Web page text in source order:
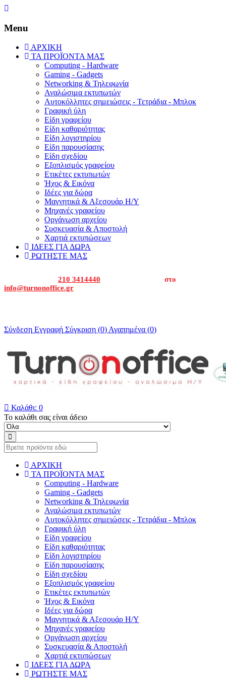
Menu
ΑΡΧΙΚΗ
ΤΑ ΠΡΟΪΟΝΤΑ ΜΑΣ
Computing - Hardware
Gaming - Gadgets
Networking & Τηλεφωνία
Αναλώσιμα εκτυπωτών
Aυτοκόλλητες σημειώσεις - Τετράδια - Μπλοκ
Γραφική ύλη
Είδη γραφείου
Είδη καθαριότητας
Είδη λογιστηρίου
Είδη παρουσίασης
Είδη σχεδίου
Εξοπλισμός γραφείου
Ετικέτες εκτυπωτών
Ήχος & Εικόνα
Ιδέες για δώρα
Μαγνητικά & Αξεσουάρ Η/Υ
Μηχανές γραφείου
Οργάνωση αρχείου
Συσκευασία & Αποστολή
Χαρτιά εκτυπώσεων
ΙΔΕΕΣ ΓΙΑ ΔΩΡΑ
ΡΩΤΗΣΤΕ ΜΑΣ
210 3414440
στο
info@turnonoffice.gr
Σύνδεση Εγγραφή Σύγκριση (0)Αγαπημένα (0)
 Καλάθι: 0
Το καλάθι σας είναι άδειο
ΑΡΧΙΚΗ
ΤΑ ΠΡΟΪΟΝΤΑ ΜΑΣ
Computing - Hardware
Gaming - Gadgets
Networking & Τηλεφωνία
Αναλώσιμα εκτυπωτών
Aυτοκόλλητες σημειώσεις - Τετράδια - Μπλοκ
Γραφική ύλη
Είδη γραφείου
Είδη καθαριότητας
Είδη λογιστηρίου
Είδη παρουσίασης
Είδη σχεδίου
Εξοπλισμός γραφείου
Ετικέτες εκτυπωτών
Ήχος & Εικόνα
Ιδέες για δώρα
Μαγνητικά & Αξεσουάρ Η/Υ
Μηχανές γραφείου
Οργάνωση αρχείου
Συσκευασία & Αποστολή
Χαρτιά εκτυπώσεων
ΙΔΕΕΣ ΓΙΑ ΔΩΡΑ
ΡΩΤΗΣΤΕ ΜΑΣ